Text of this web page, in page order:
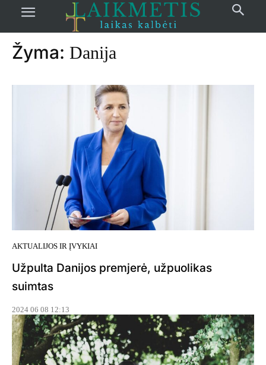
žymos Danija
Žyma: Danija
AKTUALIJOS IR ĮVYKIAI
Užpulta Danijos premjerė, užpuolikas
suimtas
2024 06 08 12:13